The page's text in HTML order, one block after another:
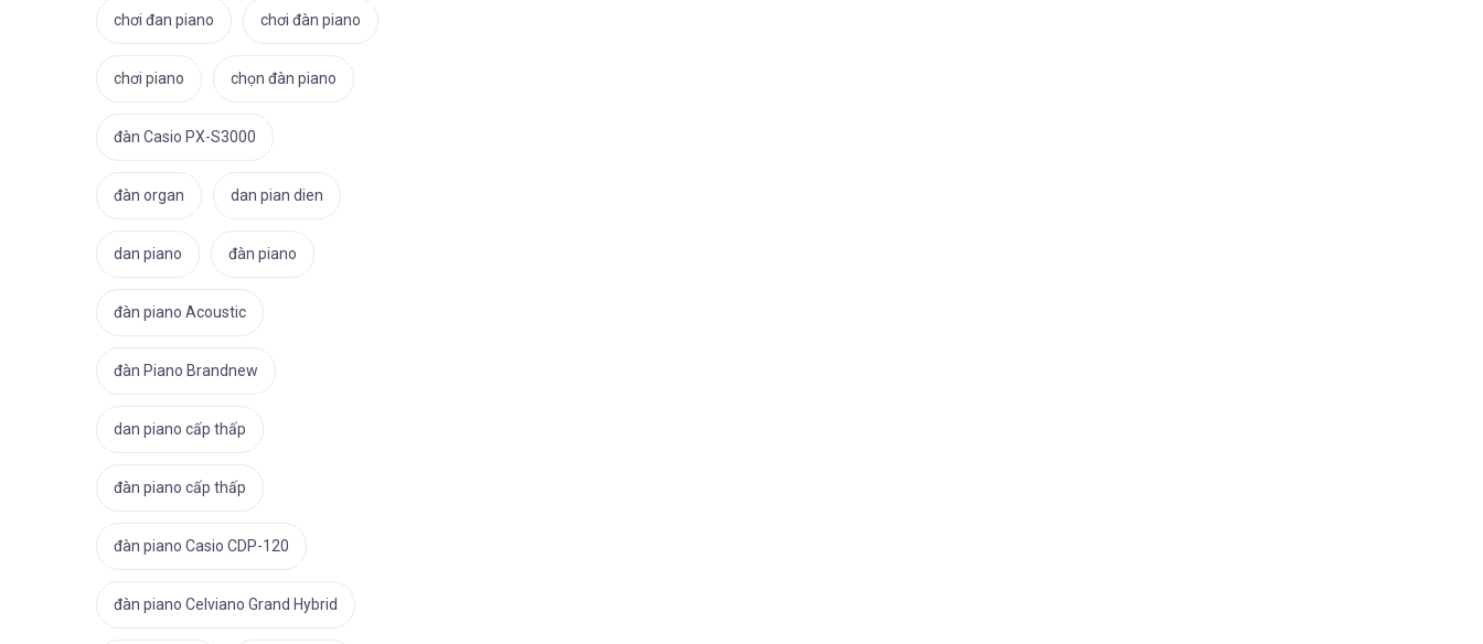
chơi đan piano chơi đàn piano
chơi piano chọn đàn piano
đàn Casio PX-S3000
đàn organ dan pian dien
dan piano đàn piano
đàn piano Acoustic
đàn Piano Brandnew
dan piano cấp thấp
đàn piano cấp thấp
đàn piano Casio CDP-120
đàn piano Celviano Grand Hybrid